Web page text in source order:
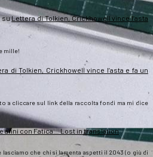
suLettera di Tolkien, Crickhowell vince l’asta
mille!
di Tolkien, Crickhowell vince l’asta e fa un
a cliccare sul link della raccolta fondi ma mi dice
anni con Fatica… Lost in translation
lasciamo che chi si lamenta aspetti il 2043 (o giù di